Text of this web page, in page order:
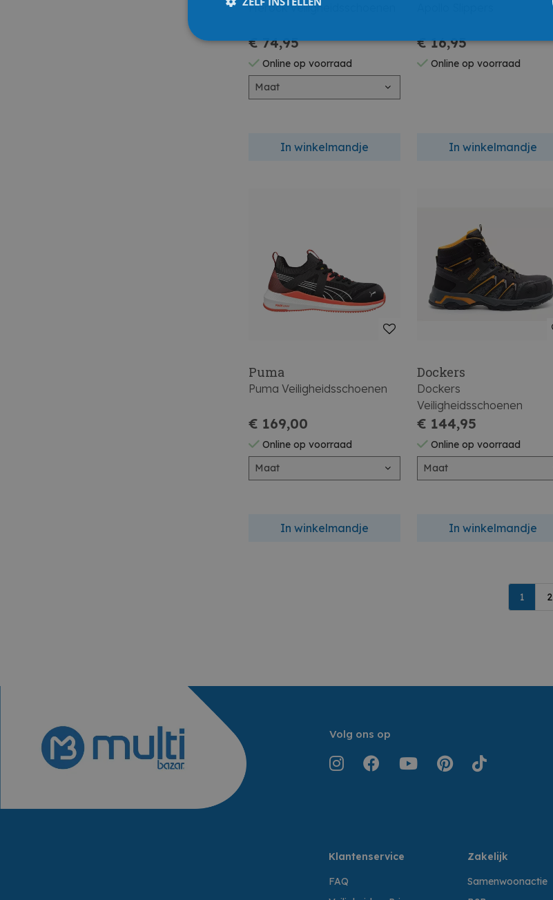
Herock Veiligheidsschoenen
€ 74,95
Online op voorraad
Maat
In winkelmandje
€ 16,95
Online op voorraad
In winkelmandje
Puma
Puma Veiligheidsschoenen
€ 169,00
Online op voorraad
Maat
In winkelmandje
Dockers
Dockers
Veiligheidsschoenen
€ 144,95
Online op voorraad
Maat
In winkelmandje
1 2
Volg ons op
Klantenservice
FAQ
Zakelijk
Samenwoonactie